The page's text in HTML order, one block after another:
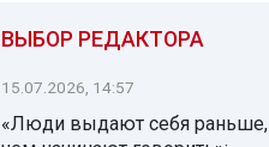
ВЫБОР РЕДАКТОРА
15.07.2026, 14:57
«Люди выдают себя раньше,